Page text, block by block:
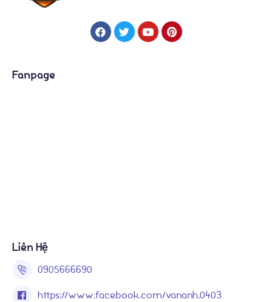
Fanpage
Liên Hệ
0905666690
https://www.facebook.com/vananh.0403